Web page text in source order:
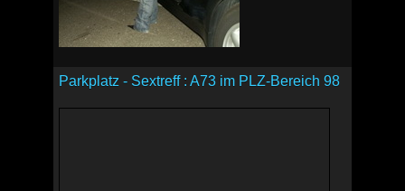
Parkplatz - Sextreff : A73 im PLZ-Bereich 98